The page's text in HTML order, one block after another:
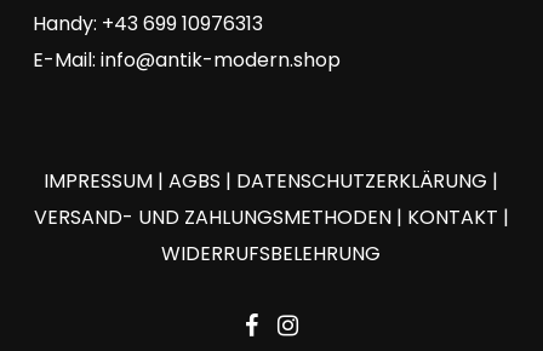
Handy: +43 699 10976313
E-Mail: info@antik-modern.shop
IMPRESSUM |AGBS | DATENSCHUTZERKLÄRUNG |
VERSAND- UND ZAHLUNGSMETHODEN| KONTAKT |
WIDERRUFSBELEHRUNG
facebook
instagram